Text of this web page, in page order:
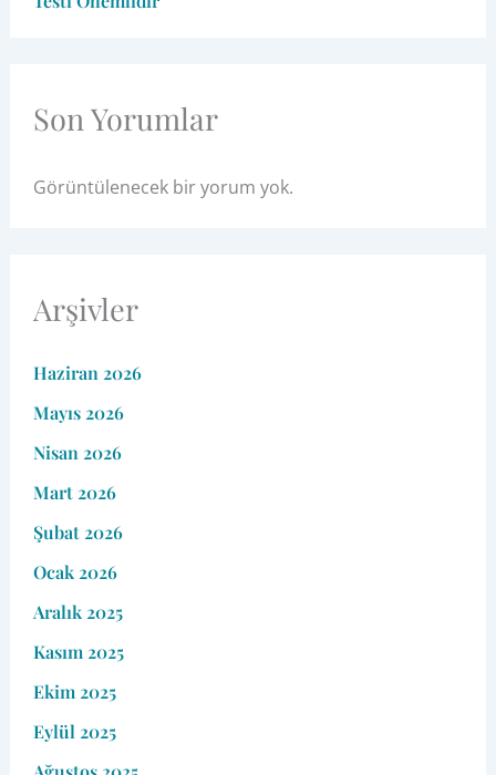
Son Yorumlar
Görüntülenecek bir yorum yok.
Arşivler
Haziran 2026
Mayıs 2026
Nisan 2026
Mart 2026
Şubat 2026
Ocak 2026
Aralık 2025
Kasım 2025
Ekim 2025
Eylül 2025